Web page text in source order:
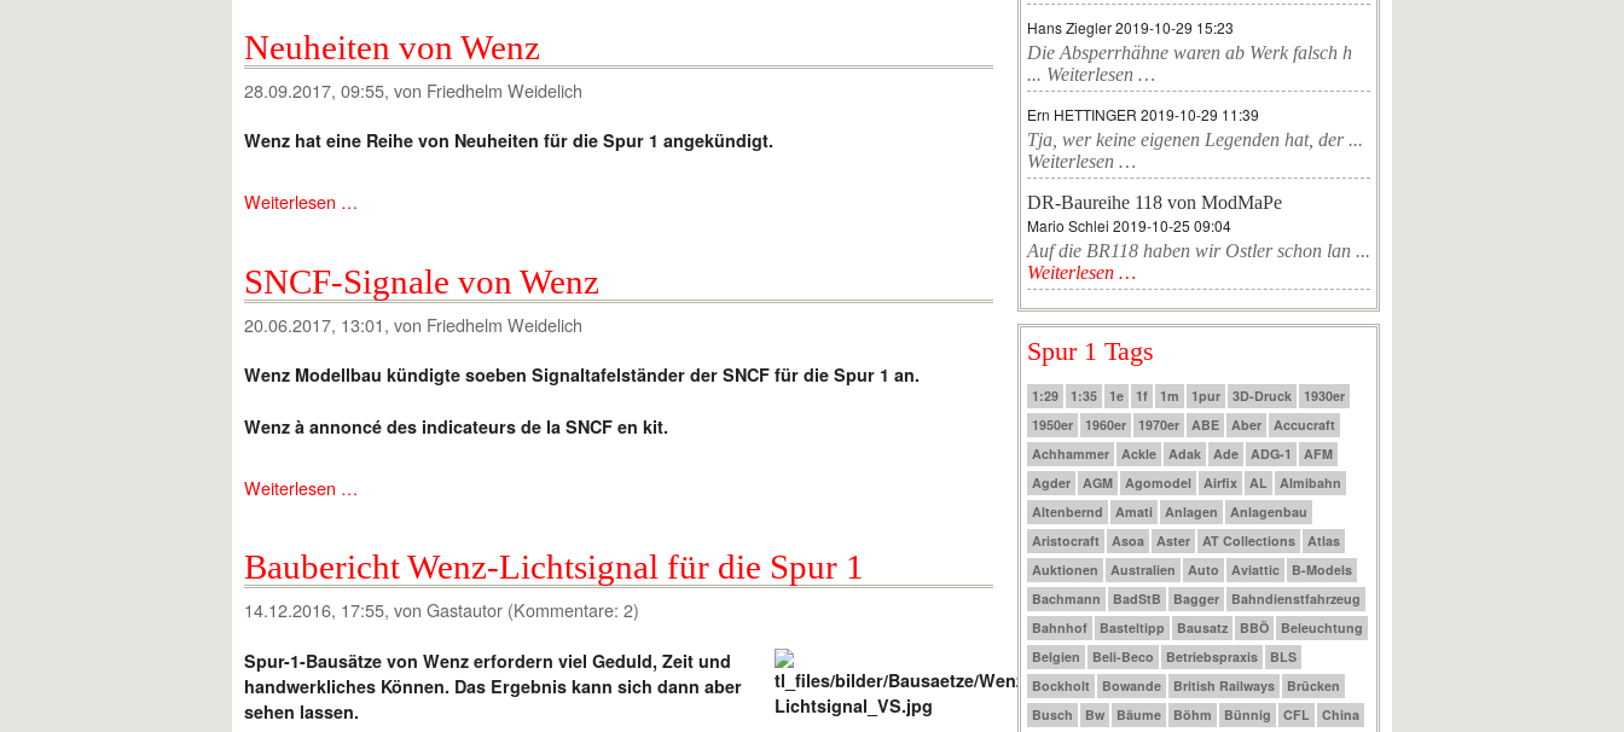
Neuheiten von Wenz
28.09.2017, 09:55, von Friedhelm Weidelich
Wenz hat eine Reihe von Neuheiten für die Spur 1 angekündigt.
Weiterlesen …
SNCF-Signale von Wenz
20.06.2017, 13:01, von Friedhelm Weidelich
Wenz Modellbau kündigte soeben Signaltafelständer der SNCF für die Spur 1 an.
Wenz à annoncé des indicateurs de la SNCF en kit.
Weiterlesen …
Baubericht Wenz-Lichtsignal für die Spur 1
14.12.2016, 17:55, von Gastautor (Kommentare: 2)
Spur-1-Bausätze von Wenz erfordern viel Geduld, Zeit und
handwerkliches Können. Das Ergebnis kann sich dann aber
sehen lassen.
Hans Ziegler2019-10-29 15:23
Die Absperrhähne waren ab Werk falsch h
... Weiterlesen …
Ern HETTINGER 2019-10-29 11:39
Tja, wer keine eigenen Legenden hat, der ...
Weiterlesen …
DR-Baureihe 118 von ModMaPe
Mario Schlei 2019-10-25 09:04
Auf die BR118 haben wir Ostler schon lan ...
Weiterlesen …
Spur 1 Tags
1:29 1:35 1e 1f 1m 1pur 3D-Druck
1930er
1950er
1960er 1970er ABE Aber
Accucraft
Achhammer
Ackle Adak Ade ADG-1
AFM
Agder
AGM Agomodel Airfix AL
Almibahn
Altenbernd
Amati Anlagen
Anlagenbau
Aristocraft
Asoa Aster AT Collections
Atlas
Auktionen
Australien Auto Aviattic
B-Models
Bachmann
BadStB Bagger
Bahndienstfahrzeug
Bahnhof
Basteltipp Bausatz BBÖ
Beleuchtung
Belgien
Beli-Beco Betriebspraxis
BLS
Bockholt
Bowande British Railways
Brücken
Busch
Bw Bäume Böhm Bünnig CFL
China